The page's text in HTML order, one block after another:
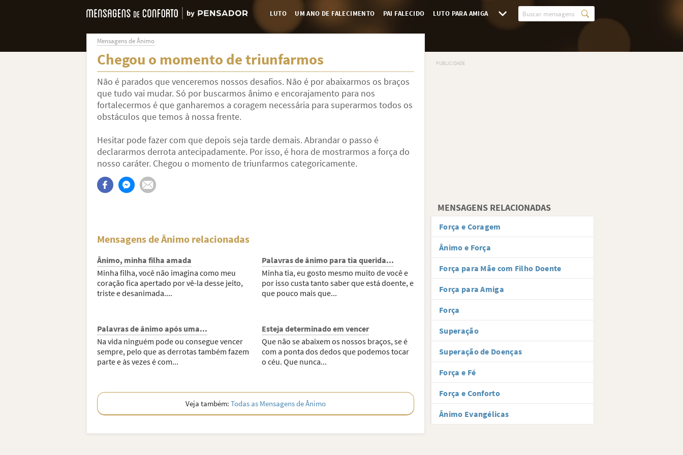
LUTO UM ANO DE FALECIMENTO PAI FALECIDO LUTO PARA AMIGA
Mensagens de Ânimo
Chegou o momento de triunfarmos
Não é parados que venceremos nossos desafios. Não é por abaixarmos os braços
que tudo vai mudar. Só por buscarmos ânimo e encorajamento para nos
fortalecermos é que ganharemos a coragem necessária para superarmos todos os
obstáculos que temos à nossa frente.
Hesitar pode fazer com que depois seja tarde demais. Abrandar o passo é
declararmos derrota antecipadamente. Por isso, é hora de mostrarmos a força do
nosso caráter. Chegou o momento de triunfarmos categoricamente.
Mensagens de Ânimo relacionadas
Ânimo, minha filha amada
Minha filha, você não imagina como meu
coração fica apertado por vê-la desse jeito,
triste e desanimada....
Palavras de ânimo para tia querida...
Minha tia, eu gosto mesmo muito de você e
por isso custa tanto saber que está doente, e
que pouco mais que...
Palavras de ânimo após uma...
Na vida ninguém pode ou consegue vencer
sempre, pelo que as derrotas também fazem
parte e às vezes é com...
Esteja determinado em vencer
Que não se abaixem os nossos braços, se é
com a ponta dos dedos que podemos tocar
o céu. Que nunca...
Veja também: Todas as Mensagens de Ânimo
MENSAGENS RELACIONADAS
Força e Coragem
Ânimo e Força
Força para Mãe com Filho Doente
Força para Amiga
Força
Superação
Superação de Doenças
Força e Fé
Força e Conforto
Ânimo Evangélicas